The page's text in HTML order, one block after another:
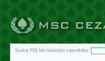
Szukaj PID lub nazwisko zawodnika: